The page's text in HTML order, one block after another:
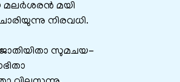
മയി
നിരവധി.
സുമചയ-